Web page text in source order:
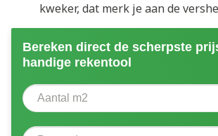
kweker, dat merk je aan de
Bereken direct de scherpste
handige rekentool
Aantal vierkante meter
Postcode